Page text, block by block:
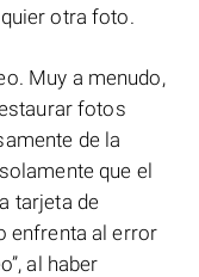
otra foto.
Muy a menudo,
fotos
de la
que el
tarjeta de
enfrenta al error
al haber